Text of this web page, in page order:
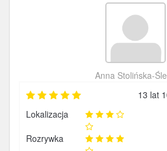
Anna Stolińska-
13 lat
Lokalizacja
Rozrywka